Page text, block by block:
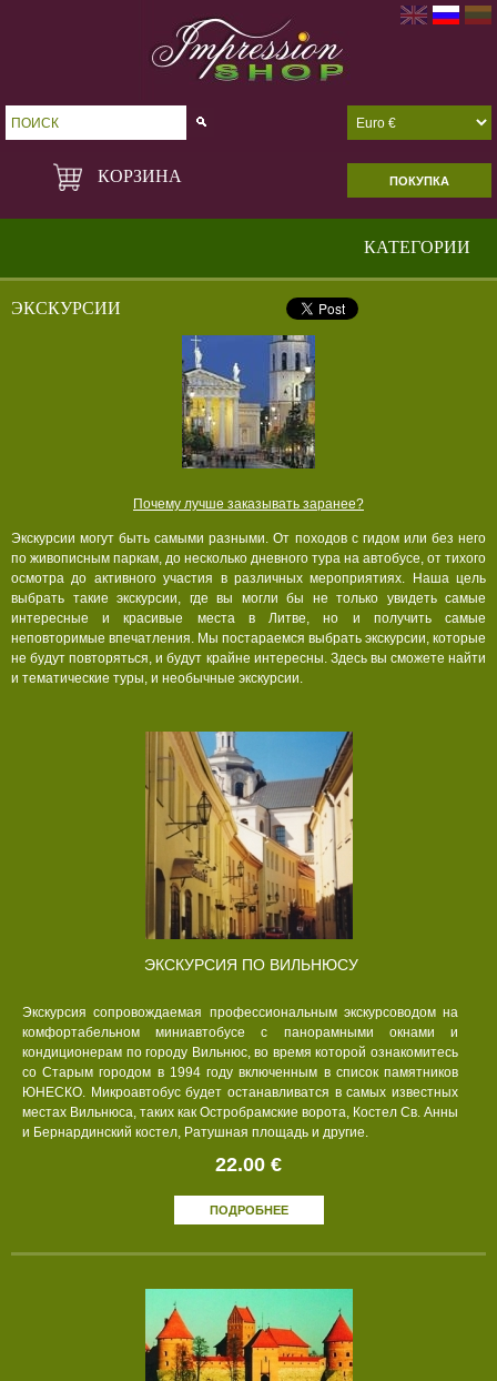
КОРЗИНА ПОКУПКА
КАТЕГОРИИ
ЭКСКУРСИИ
Почему лучше заказывать заранее?
Экскурсии могут быть самыми разными. От походов с гидом или без него
по живописным паркам, до несколько дневного тура на автобусе, от тихого
осмотра до активного участия в различных мероприятиях. Наша цель
выбрать такие экскурсии, где вы могли бы не только увидеть самые
интересные и красивые места в Литве, но и получить самые
неповторимые впечатления. Мы постараемся выбрать экскурсии, которые
не будут повторяться, и будут крайне интересны. Здесь вы сможете найти
и тематические туры, и необычные экскурсии.
ЭКСКУРСИЯ ПО ВИЛЬНЮСУ
Экскурсия сопровождаемая профессиональным экскурсоводом на
комфортабельном миниавтобусе с панорамными окнами и
кондиционерам по городу Вильнюс, во время которой ознакомитесь
со Старым городом в 1994 году включенным в список памятников
ЮНЕСКО. Микроавтобус будет останавливатся в самых известных
местах Вильнюса, таких как Остробрамские ворота, Костел Св. Анны
и Бернардинский костел, Ратушная площадь и другие.
22.00 €
ПОДРОБНЕЕ